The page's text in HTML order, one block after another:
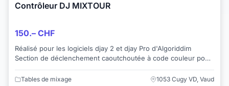
Contrôleur DJ MIXTOUR
150.– CHF
Réalisé pour les logiciels djay 2 et djay Pro d'Algoriddim
Section de déclenchement caoutchoutée à code couleur pour
Tables de mixage
1053 Cugy VD, Vaud